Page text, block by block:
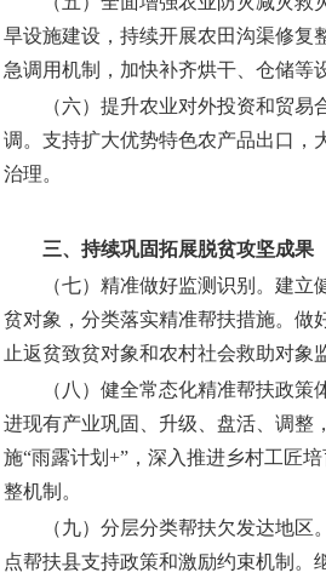
旱设施建设，持续开展农田沟渠修复
急调用机制，加快补齐烘干、仓储等
（六）提升农业对外投资和贸易
调。支持扩大优势特色农产品出口，
治理。
三、持续巩固拓展脱贫攻坚成果
（七）精准做好监测识别。 建立
贫对象，分类落实精准帮扶措施。做
止返贫致贫对象和农村社会救助对象
（八）健全常态化精准帮扶政策
进现有产业巩固、升级、盘活、调整
施“雨露计划+”，深入推进乡村工匠
整机制。
（九）分层分类帮扶欠发达地区。
点帮扶县支持政策和激励约束机制。